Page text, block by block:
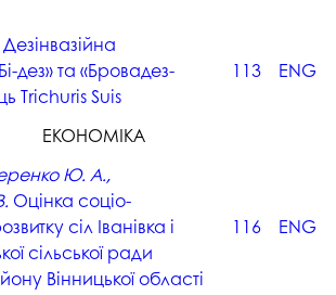
Дезінвазійна
дез» та «Бровадез-
Trichuris Suis
113 ENG
ЕКОНОМІКА
Ю. А.,
Оцінка соціо-
сіл Іванівка і
сільської ради
Вінницької області
116 ENG